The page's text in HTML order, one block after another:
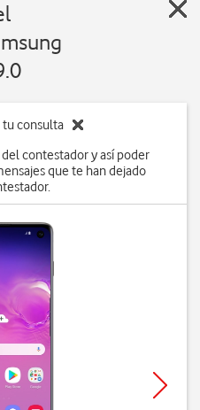
tu consulta
contestador y así poder
que te han dejado